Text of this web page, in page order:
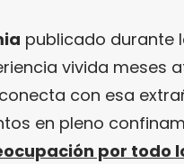
publicado durante
vivida meses
con esa
en pleno
por todo